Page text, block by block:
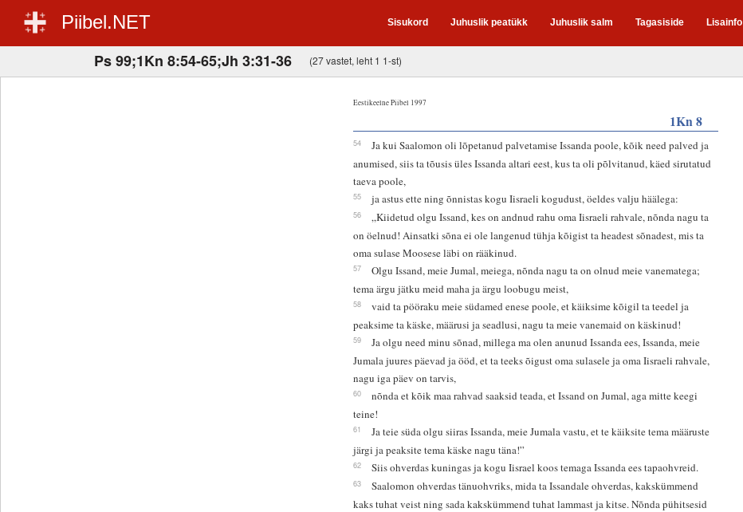
Piibel.NET Sisukord Juhuslik peatükk Juhuslik salm Tagasiside Lisainfo
Ps 99;1Kn 8:54-65;Jh 3:31-36 (27 vastet, leht 1 1-st)
Eestikeelne Piibel 1997
1Kn 8
54
Ja kui Saalomon oli lõpetanud palvetamise Issanda poole, kõik need palved ja
anumised, siis ta tõusis üles Issanda altari eest, kus ta oli põlvitanud, käed sirutatud
taeva poole,
55 ja astus ette ning õnnistas kogu Iisraeli kogudust, öeldes valju häälega:
56
„Kiidetud olgu Issand, kes on andnud rahu oma Iisraeli rahvale, nõnda nagu ta
on öelnud! Ainsatki sõna ei ole langenud tühja kõigist ta headest sõnadest, mis ta
oma sulase Moosese läbi on rääkinud.
57
Olgu Issand, meie Jumal, meiega, nõnda nagu ta on olnud meie vanematega;
tema ärgu jätku meid maha ja ärgu loobugu meist,
58
vaid ta pööraku meie südamed enese poole, et käiksime kõigil ta teedel ja
peaksime ta käske, määrusi ja seadlusi, nagu ta meie vanemaid on käskinud!
59
Ja olgu need minu sõnad, millega ma olen anunud Issanda ees, Issanda, meie
Jumala juures päevad ja ööd, et ta teeks õigust oma sulasele ja oma Iisraeli rahvale,
nagu iga päev on tarvis,
60
nõnda et kõik maa rahvad saaksid teada, et Issand on Jumal, aga mitte keegi
teine!
61
Ja teie süda olgu siiras Issanda, meie Jumala vastu, et te käiksite tema määruste
järgi ja peaksite tema käske nagu täna!”
62 Siis ohverdas kuningas ja kogu Iisrael koos temaga Issanda ees tapaohvreid.
63
Saalomon ohverdas tänuohvriks, mida ta Issandale ohverdas, kakskümmend
kaks tuhat veist ning sada kakskümmend tuhat lammast ja kitse. Nõnda pühitsesid